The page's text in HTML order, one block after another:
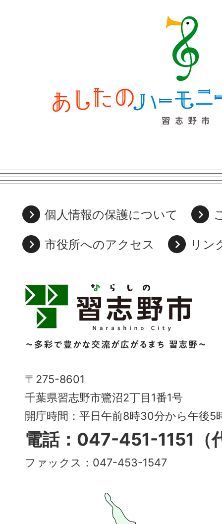
個人情報の保護について
市役所へのアクセス
リン
習
志
野
市
Narashino
City
～
多
彩
で
〒275-8601
千葉県習志野市鷺沼2丁目1番1号
開庁時間：平日午前8時30分から午後5
電話：047-451-1151（
ファックス：047-453-1547